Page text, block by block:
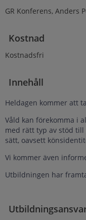
GR Konferens, Anders
Kostnad
Kostnadsfri
Innehåll
Heldagen kommer att
Våld kan förekomma i
med rätt typ av stöd
sätt, oavsett
Vi kommer även
Utbildningen har